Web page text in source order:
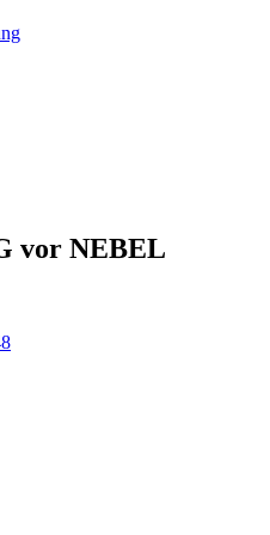
vor NEBEL